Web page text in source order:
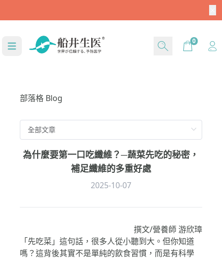
Cart0
部落格 Blog
為什麼要第一口吃纖維？─蔬菜先吃的秘密，
補足纖維的多重好處
2025-10-07
撰文/營養師 游欣璋
「先吃菜」這句話，很多人從小聽到大。但你知道
嗎？這背後其實不是單純的飲食習慣，而是有科學